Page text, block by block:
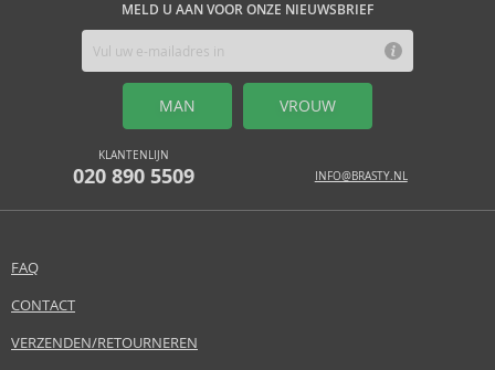
MELD U AAN VOOR ONZE NIEUWSBRIEF
MAN VROUW
KLANTENLIJN
020 890 5509 INFO@BRASTY.NL
FAQ
CONTACT
VERZENDEN/RETOURNEREN